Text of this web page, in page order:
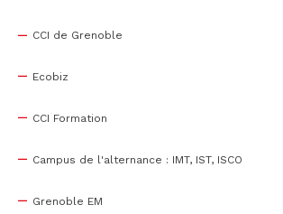
CCI de Grenoble
Ecobiz
CCI Formation
Campus de l'alternance : IMT, IST, ISCO
Grenoble EM